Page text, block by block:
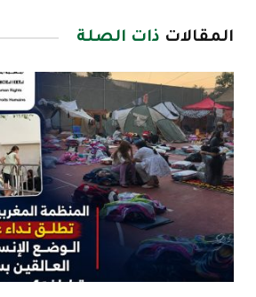
المقالات ذات الصلة